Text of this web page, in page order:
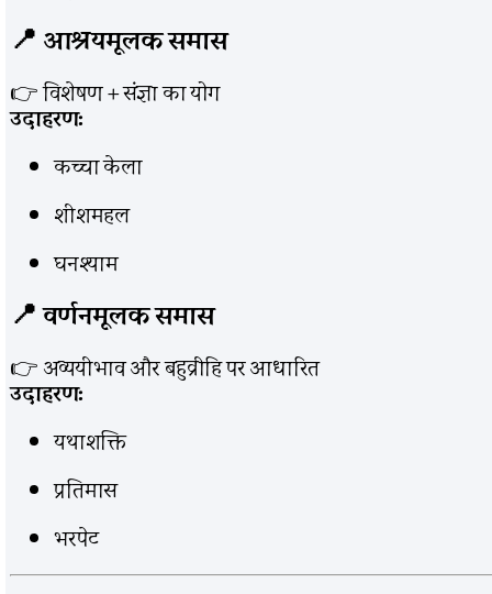
📍 आश्रयमूलक समास
👉 विशेषण + संज्ञा का योग
उदाहरण:
कच्चा केला
शीशमहल
घनश्याम
📍 वर्णनमूलक समास
👉 अव्ययीभाव और बहुव्रीहि पर आधारित
उदाहरण:
यथाशक्ति
प्रतिमास
भरपेट